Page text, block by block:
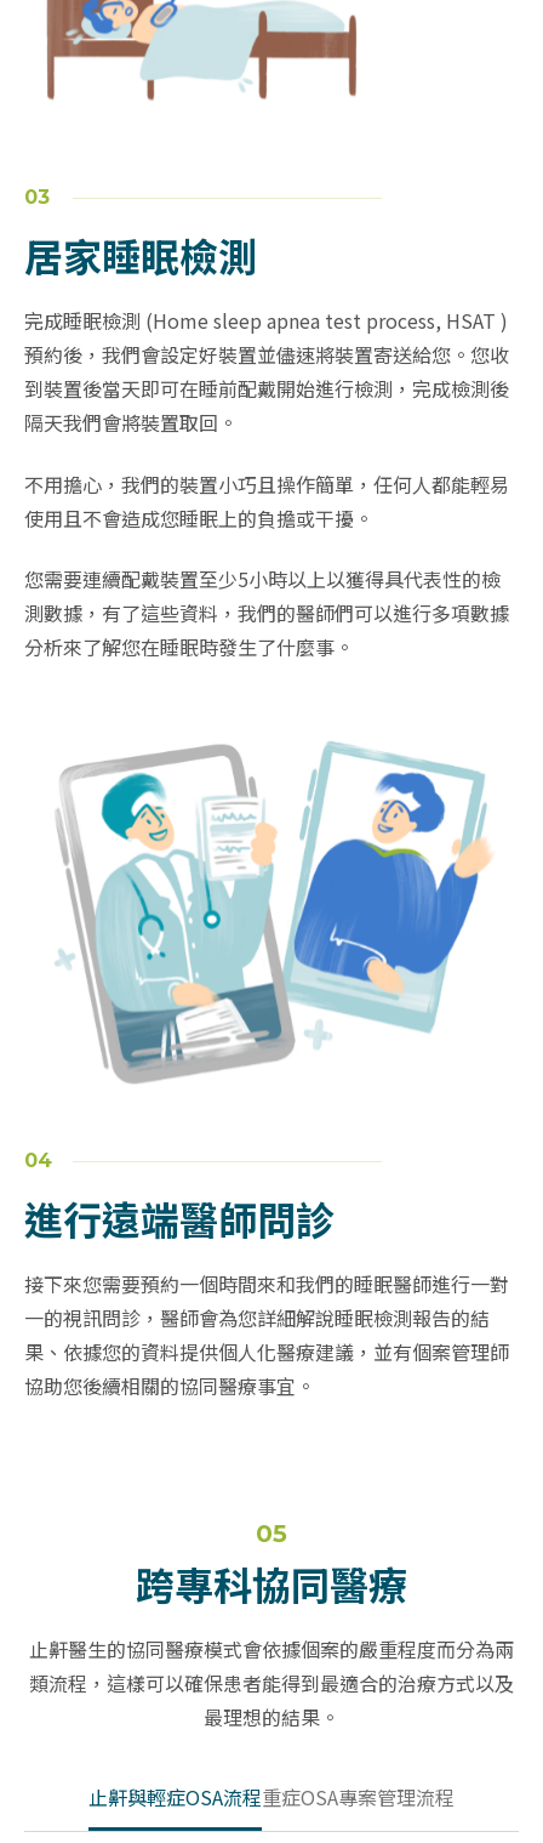
03
居家睡眠檢測
完成睡眠檢測 (Home sleep apnea test process, HSAT )
預約後，我們會設定好裝置並儘速將裝置寄送給您。您收
到裝置後當天即可在睡前配戴開始進行檢測，完成檢測後
隔天我們會將裝置取回。
不用擔心，我們的裝置小巧且操作簡單，任何人都能輕易
使用且不會造成您睡眠上的負擔或干擾。
您需要連續配戴裝置至少5小時以上以獲得具代表性的檢
測數據，有了這些資料，我們的醫師們可以進行多項數據
分析來了解您在睡眠時發生了什麼事。
04
進行遠端醫師問診
接下來您需要預約一個時間來和我們的睡眠醫師進行一對
一的視訊問診，醫師會為您詳細解說睡眠檢測報告的結
果、依據您的資料提供個人化醫療建議，並有個案管理師
協助您後續相關的協同醫療事宜。
05
跨專科協同醫療
止鼾醫生的協同醫療模式會依據個案的嚴重程度而分為兩
類流程，這樣可以確保患者能得到最適合的治療方式以及
最理想的結果。
止鼾與輕症OSA流程重症OSA專案管理流程